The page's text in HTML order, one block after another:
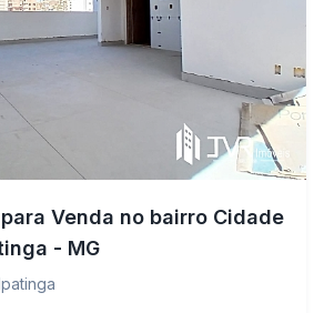
Venda no bairro Cidade
- MG
Ipatinga